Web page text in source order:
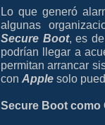
Lo que generó
algunas
Secure Boot, es
podrían llegar a
permitan arrancar
con Apple solo
Secure Boot como